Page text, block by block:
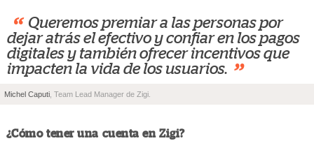
“ Queremos premiar a las personas por
dejar atrás el efectivo y confiar en los pagos
digitales y también ofrecer incentivos que
impacten la vida de los usuarios. ”
Michel Caputi , Team Lead Manager de Zigi.
¿Cómo tener una cuenta en Zigi?